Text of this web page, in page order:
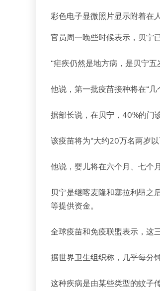
彩色电子显微照片显示附着在
官员周一晚些时候表示，贝宁
“疟疾仍然是地方病，是贝宁
他说，第一批疫苗接种将在“几
据部长说，在贝宁，40%的门
该疫苗将为“大约20万名两岁
他说，婴儿将在六个月、七个
贝宁是继喀麦隆和塞拉利昂之
等提供资金。
全球疫苗和免疫联盟表示，这
据世界卫生组织称，几乎每分
这种疾病是由某些类型的蚊子